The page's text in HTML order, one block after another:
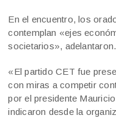
En el encuentro, los
contemplan «ejes
societarios», adelantaron.
«El partido CET fue
con miras a competir
por el presidente
indicaron desde la